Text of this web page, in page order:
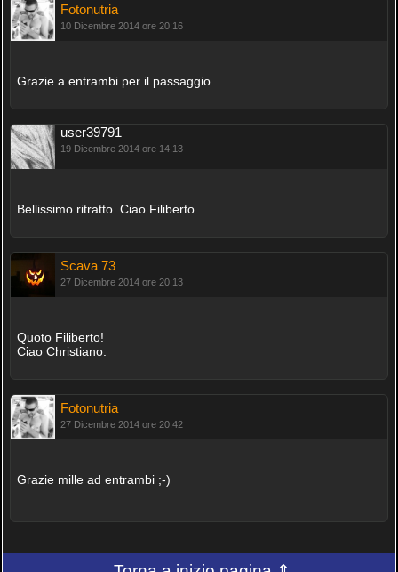
Fotonutria
10 Dicembre 2014 ore 20:16
Grazie a entrambi per il passaggio
user39791
19 Dicembre 2014 ore 14:13
Bellissimo ritratto. Ciao Filiberto.
Scava 73
27 Dicembre 2014 ore 20:13
Quoto Filiberto!
Ciao Christiano.
Fotonutria
27 Dicembre 2014 ore 20:42
Grazie mille ad entrambi ;-)